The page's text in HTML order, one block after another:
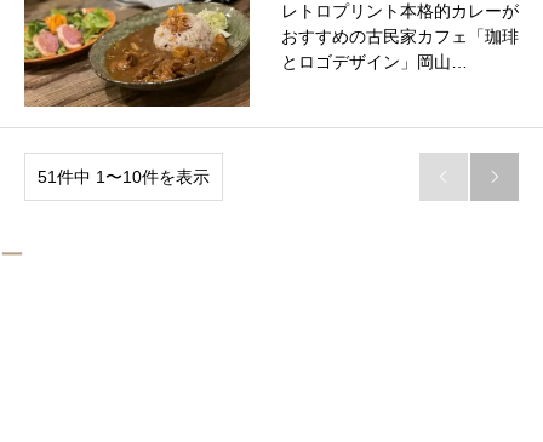
レトロプリント本格的カレーが
おすすめの古民家カフェ「珈琲
とロゴデザイン」岡山…
51件中 1〜10件を表示  